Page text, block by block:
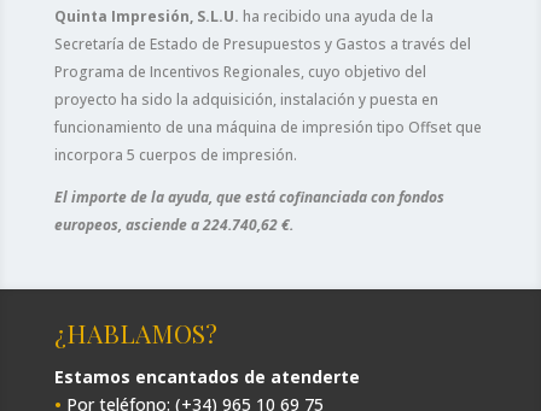
Quinta Impresión, S.L.U. ha recibido una ayuda de la
Secretaría de Estado de Presupuestos y Gastos a través del
Programa de Incentivos Regionales, cuyo objetivo del
proyecto ha sido la adquisición, instalación y puesta en
funcionamiento de una máquina de impresión tipo Offset que
incorpora 5 cuerpos de impresión.
El importe de la ayuda, que está cofinanciada con fondos
europeos, asciende a 224.740,62 €.
¿HABLAMOS?
Estamos encantados de atenderte
• Por teléfono: (+34) 965 10 69 75